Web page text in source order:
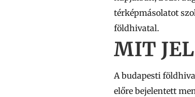
térképmásolatot
földhivatal.
MIT
A budapesti
előre bejelentett